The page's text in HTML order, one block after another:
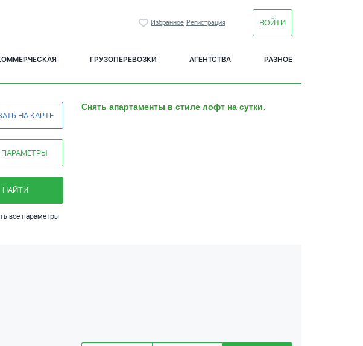
Избранное Регистрация ВОЙТИ
ГРУЗОПЕРЕВОЗКИ АГЕНТСТВА РАЗНОЕ
НА КАРТЕ
НАЙТИ
Снять апартаменты в стиле лофт на сутки.
все параметры